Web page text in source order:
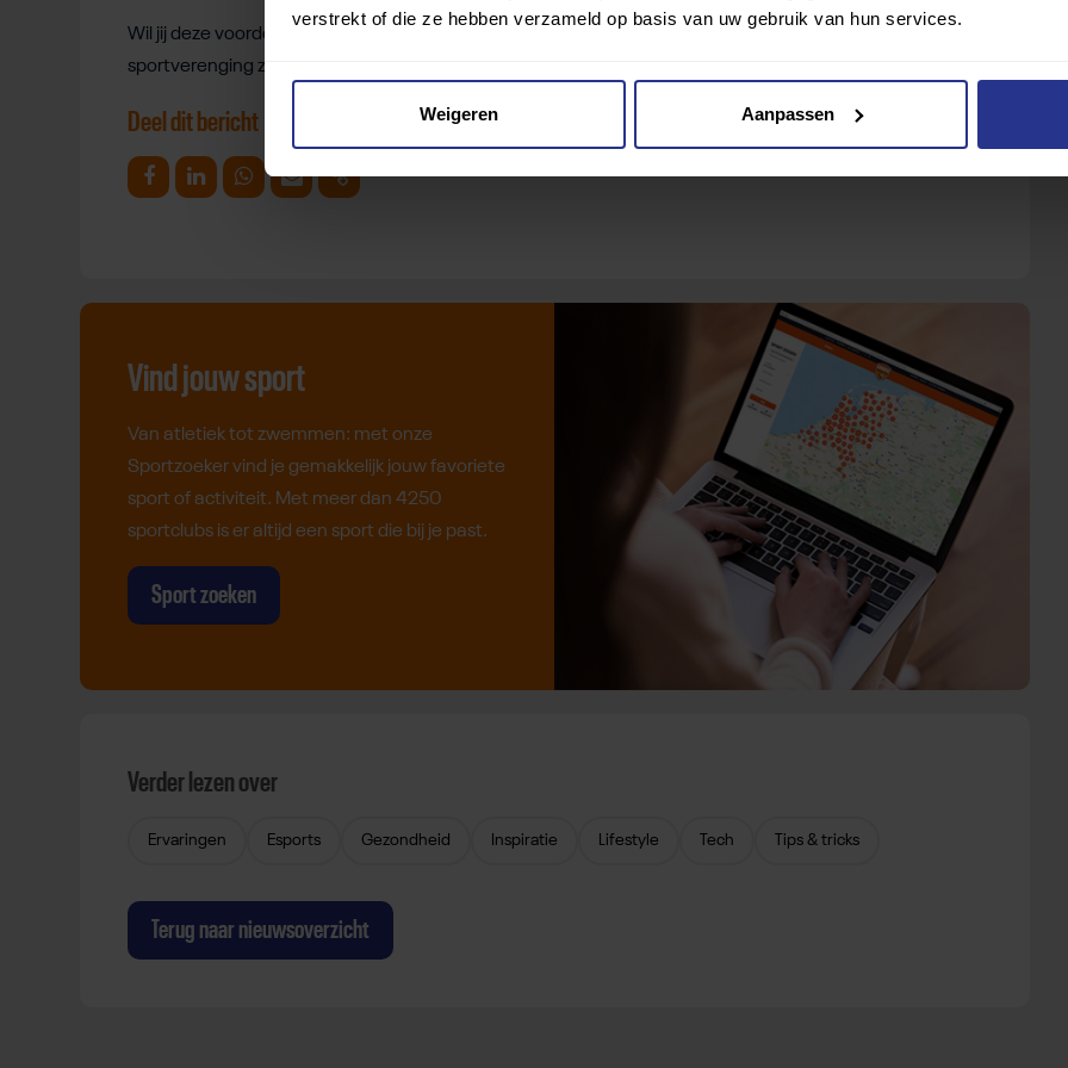
verstrekt of die ze hebben verzameld op basis van uw gebruik van hun services.
Weigeren Aanpassen
Wil jij deze voordelen in de praktijk gaan beleven? Bekijk dan gelijk waar bij jou in de buurt een leuke
sportverenging zit in de
Deel dit bericht
Deel op Facebook
Deel op LinkedinDeel op Whatsapp
Mail link Kopieer link
Vind jouw sport
Van atletiek tot zwemmen: met onze
Sportzoeker vind je gemakkelijk jouw favoriete
sport of activiteit. Met meer dan 4250
sportclubs is er altijd een sport die bij je past.
Sport zoeken
Verder lezen over
Ervaringen Esports Gezondheid Inspiratie Lifestyle Tech Tips & tricks
Terug naar nieuwsoverzicht